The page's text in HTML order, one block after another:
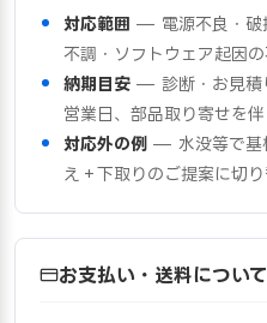
対応範囲 — 電源不良・破
不調・ソフトウェア起因の
納期目安 — 診断・お見積
営業日、部品取り寄せを
対応外の例 — 水没等で基
え＋下取りのご提案に切り
お支払い・送料について